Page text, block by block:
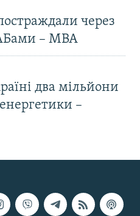
через
– МВА
два мільйони
–